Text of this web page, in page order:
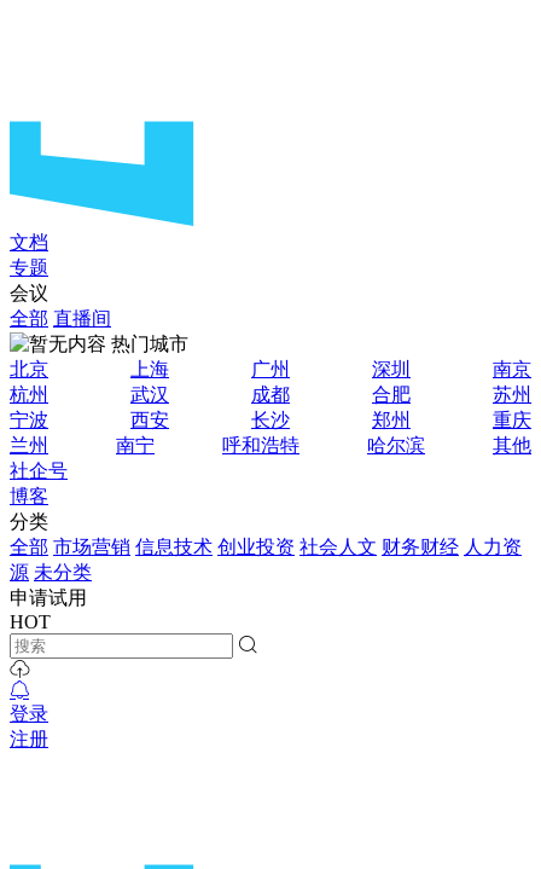
文档
专题
会议
全部 直播间
热门城市
北京
上海 广州 深圳
南京
杭州
武汉 成都 合肥
苏州
宁波
西安 长沙 郑州
重庆
兰州
南宁 呼和浩特 哈尔滨
其他
社企号
博客
分类
全部 市场营销 信息技术 创业投资 社会人文 财务财经 人力资
源 未分类
申请试用
HOT
登录
注册